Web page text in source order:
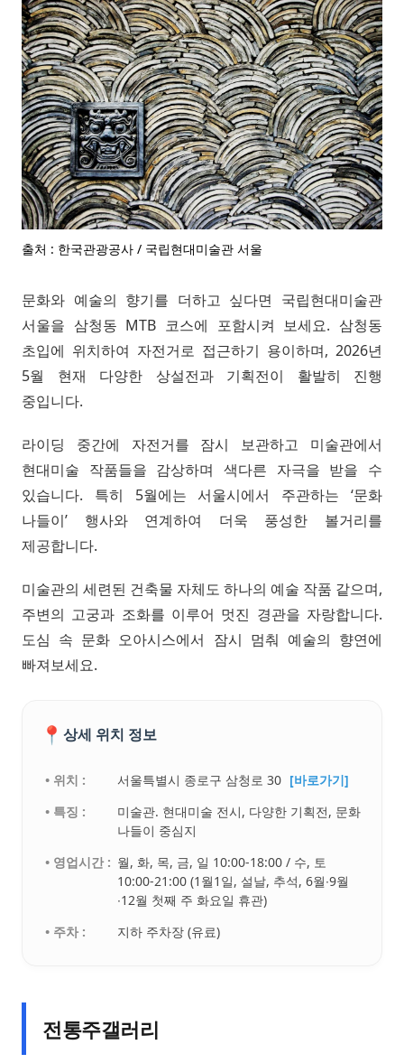
출처 : 한국관광공사 / 국립현대미술관 서울
문화와 예술의 향기를 더하고 싶다면 국립현대미술관
서울을 삼청동 MTB 코스에 포함시켜 보세요. 삼청동
초입에 위치하여 자전거로 접근하기 용이하며, 2026년
5월 현재 다양한 상설전과 기획전이 활발히 진행
중입니다.
라이딩 중간에 자전거를 잠시 보관하고 미술관에서
현대미술 작품들을 감상하며 색다른 자극을 받을 수
있습니다. 특히 5월에는 서울시에서 주관하는 ‘문화
나들이’ 행사와 연계하여 더욱 풍성한 볼거리를
제공합니다.
미술관의 세련된 건축물 자체도 하나의 예술 작품 같으며,
주변의 고궁과 조화를 이루어 멋진 경관을 자랑합니다.
도심 속 문화 오아시스에서 잠시 멈춰 예술의 향연에
빠져보세요.
📍 상세 위치 정보
• 위치 : 서울특별시 종로구 삼청로 30 [바로가기]
• 특징 :
미술관. 현대미술 전시, 다양한 기획전, 문화
나들이 중심지
• 영업시간 : 월, 화, 목, 금, 일 10:00-18:00 / 수, 토
10:00-21:00 (1월1일, 설날, 추석, 6월∙9월
∙12월 첫째 주 화요일 휴관)
• 주차 :
지하 주차장 (유료)
전통주갤러리